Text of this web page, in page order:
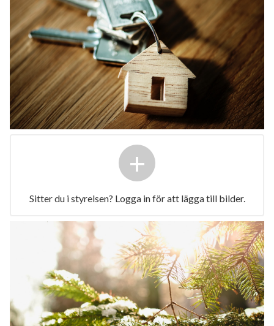
+
Sitter du i styrelsen? Logga in för att lägga till bilder.